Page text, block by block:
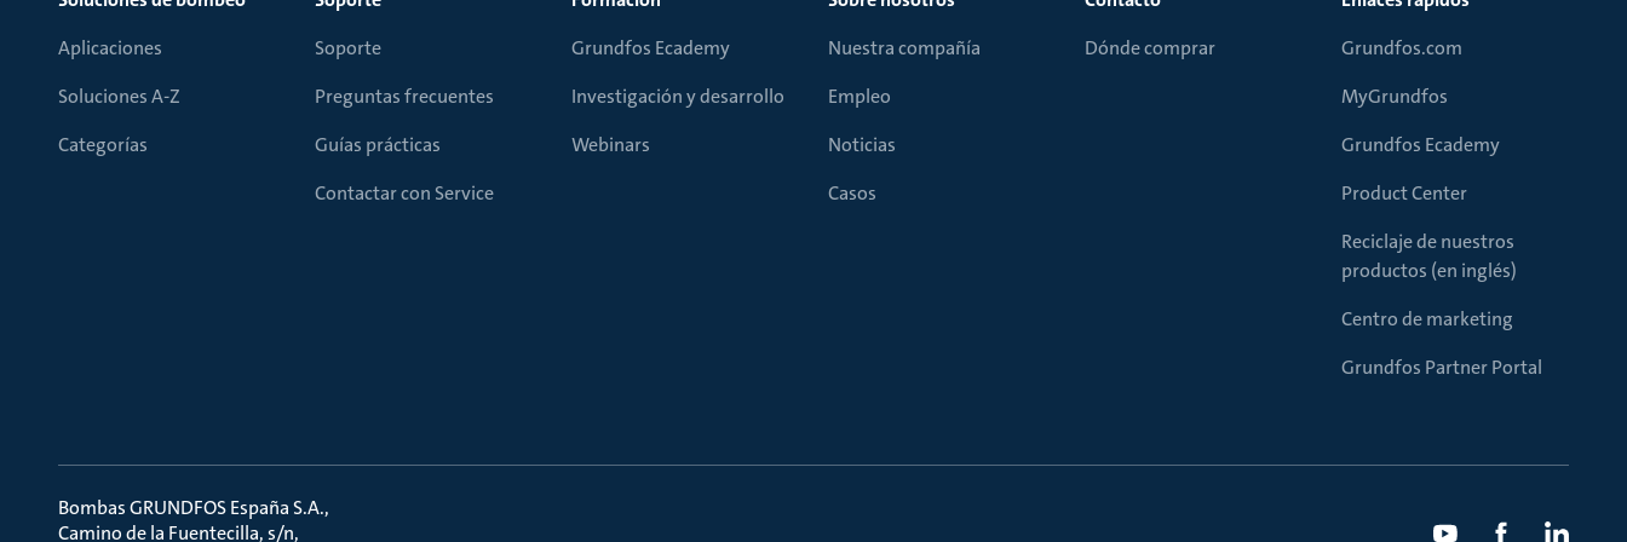
Aplicaciones
Soluciones A-Z
Categorías
Soporte
Preguntas frecuentes
Guías prácticas
Contactar con Service
Grundfos Ecademy
Investigación y desarrollo
Webinars
Nuestra compañía
Empleo
Noticias
Casos
Dónde comprar
Grundfos.com
MyGrundfos
Grundfos Ecademy
Product Center
Reciclaje de nuestros
productos (en inglés)
Centro de marketing
Grundfos Partner Portal
Bombas GRUNDFOS España S.A.
Camino de la Fuentecilla, s/n